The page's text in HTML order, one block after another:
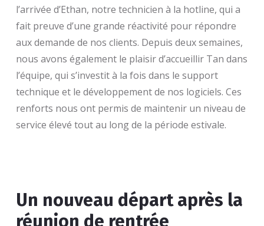
l’arrivée d’Ethan, notre technicien à la hotline, qui a
fait preuve d’une grande réactivité pour répondre
aux demande de nos clients. Depuis deux semaines,
nous avons également le plaisir d’accueillir Tan dans
l’équipe, qui s’investit à la fois dans le support
technique et le développement de nos logiciels. Ces
renforts nous ont permis de maintenir un niveau de
service élevé tout au long de la période estivale.
Un nouveau départ après la
réunion de rentrée